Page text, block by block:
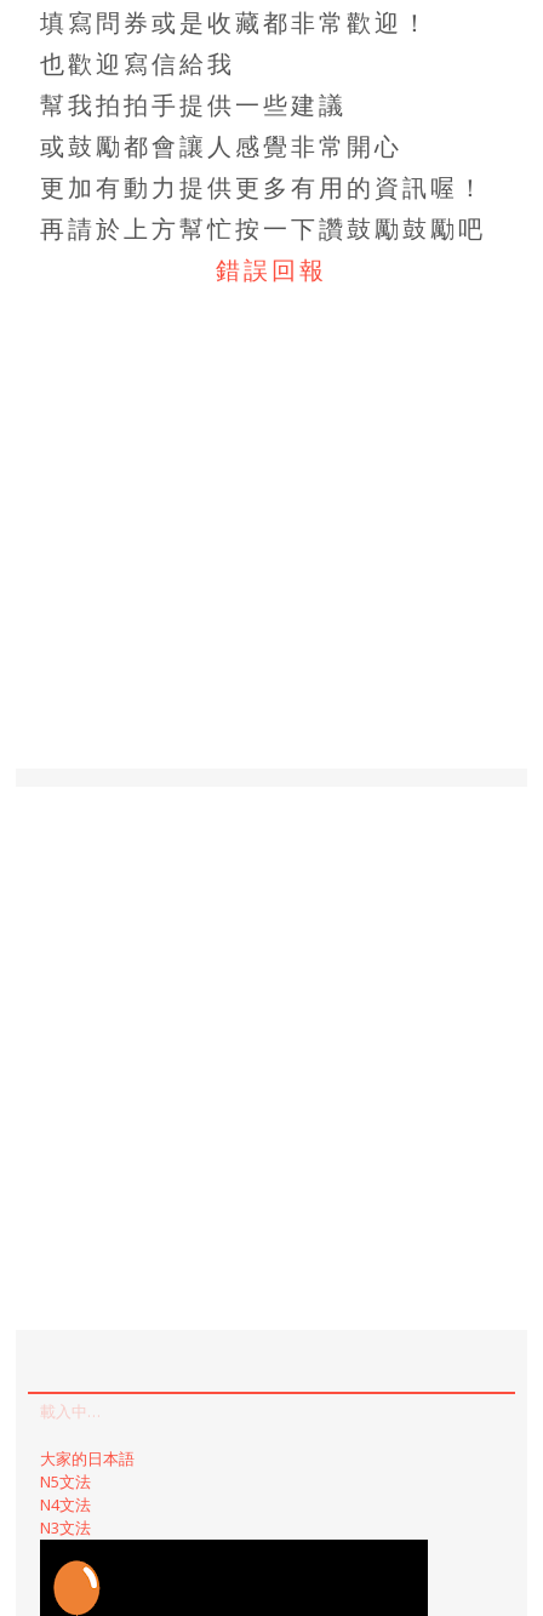
填寫問券或是收藏都非常歡迎！
也歡迎寫信給我
幫我拍拍手提供一些建議
或鼓勵都會讓人感覺非常開心
更加有動力提供更多有用的資訊喔！
再請於上方幫忙按一下讚鼓勵鼓勵吧
錯誤回報
載入中…
大家的日本語
N5文法
N4文法
N3文法